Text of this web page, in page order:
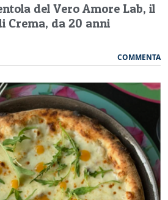
del Vero Amore Lab, il
Crema, da 20 anni
COMMENTA